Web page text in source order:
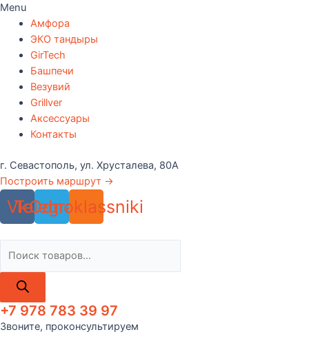
Menu
Амфора
ЭКО тандыры
GirTech
Башпечи
Везувий
Grillver
Аксессуары
Контакты
г. Севастополь, ул. Хрусталева, 80А
Построить маршрут →
Vk
Telegram
Odnoklassniki
товаров
+7 978 783 39 97
Звоните, проконсультируем